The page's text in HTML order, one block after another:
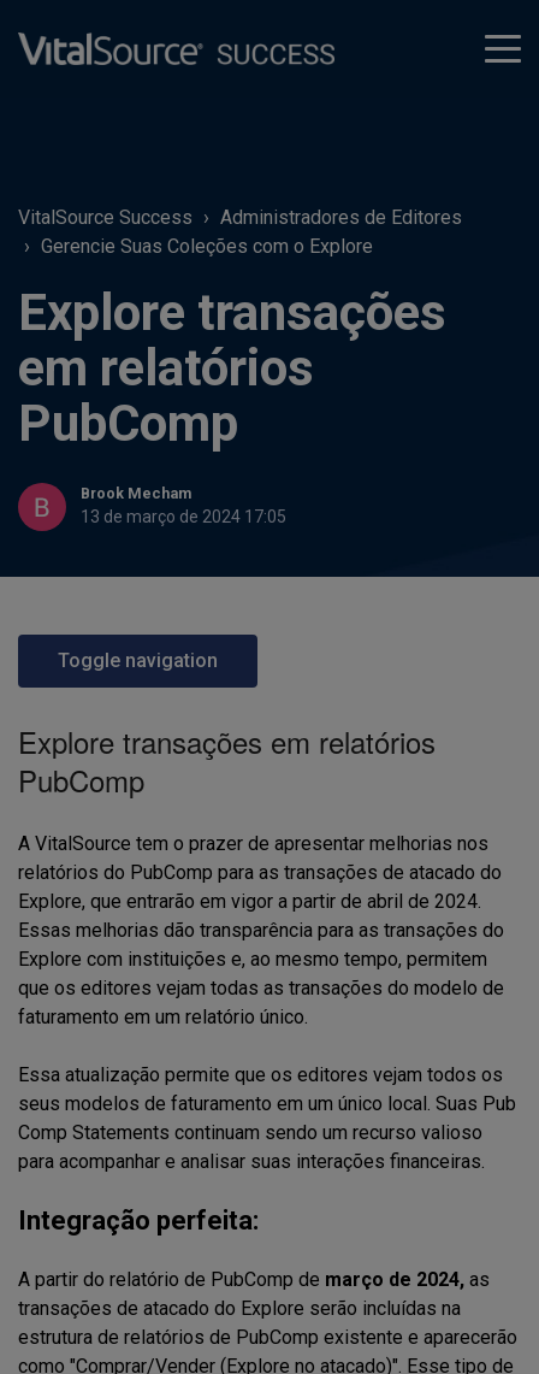
VitalSource Success
Administradores de Editores
Gerencie Suas Coleções com o Explore
Explore transações
em relatórios
PubComp
Brook Mecham
13 de março de 2024 17:05
Toggle navigation
Explore transações em relatórios
PubComp
A VitalSource tem o prazer de apresentar melhorias nos
relatórios do PubComp para as transações de atacado do
Explore, que entrarão em vigor a partir de abril de 2024.
Essas melhorias dão transparência para as transações do
Explore com instituições e, ao mesmo tempo, permitem
que os editores vejam todas as transações do modelo de
faturamento em um relatório único.
Essa atualização permite que os editores vejam todos os
seus modelos de faturamento em um único local. Suas Pub
Comp Statements continuam sendo um recurso valioso
para acompanhar e analisar suas interações financeiras.
Integração perfeita:
A partir do relatório de PubComp de março de 2024, as
transações de atacado do Explore serão incluídas na
estrutura de relatórios de PubComp existente e aparecerão
como "Comprar/Vender (Explore no atacado)". Esse tipo de